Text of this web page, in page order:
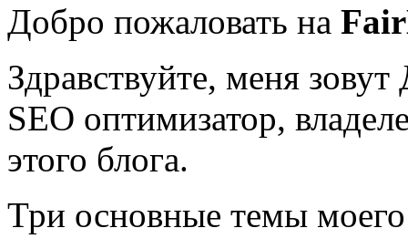
Добро пожаловать на
Здравствуйте, меня
SEO оптимизатор,
этого блога.
Три основные темы моего